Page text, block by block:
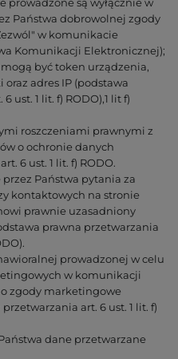
Państwa dobrowolnej zgody
w komunikacie
Komunikacji Elektronicznej);
być token urządzenia,
adres IP (podstawa
ust. 1 lit. f) RODO),1 lit f)
roszczeniami prawnymi z
o ochronie danych
6 ust. 1 lit. f) RODO.
Państwa pytania za
kontaktowych na stronie
prawnie uzasadniony
prawna przetwarzania
prowadzonej w celu
w komunikacji
zgody marketingowe
art. 6 ust. 1 lit. f)
dane przetwarzane